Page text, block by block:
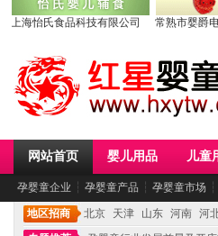
上海怡氏食品科技有限公司 常熟市婴爵
网站首页 婴儿用品 儿童
孕婴童企业 ┆ 孕婴童产品 ┆ 孕婴童市场 ┆
地区招商 北京 天津 山东 河南 河